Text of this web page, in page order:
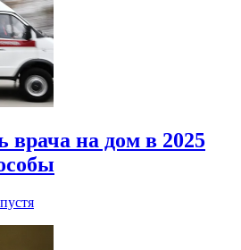
врача на дом в 2025